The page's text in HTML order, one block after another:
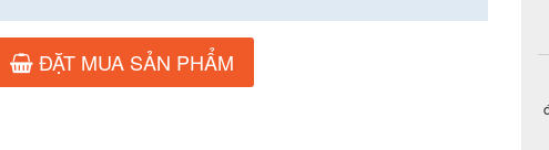
ĐẶT MUA SẢN PHẨM